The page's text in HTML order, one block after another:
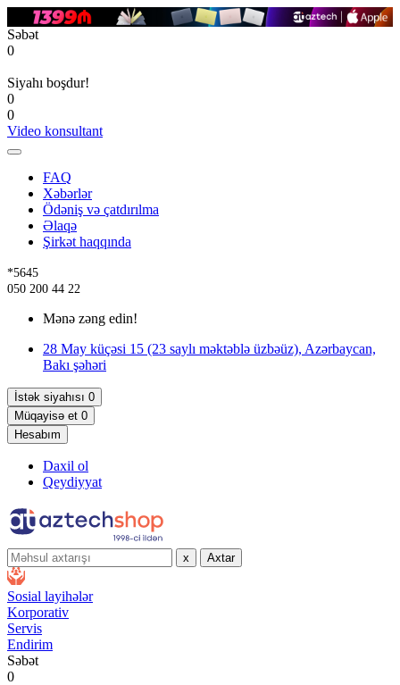
Səbət
0
Siyahı boşdur!
0
0
Video konsultant
FAQ
Xəbərlər
Ödəniş və çatdırılma
Əlaqə
Şirkət haqqında
*5645
050 200 44 22
Mənə zəng edin!
28 May küçəsi 15 (23 saylı məktəblə üzbəüz), Azərbaycan,
Bakı şəhəri
İstək siyahısı 0
Müqayisə et 0
Hesabım
Daxil ol
Qeydiyyat
x Axtar
Sosial layihələr
Korporativ
Servis
Endirim
Səbət
0